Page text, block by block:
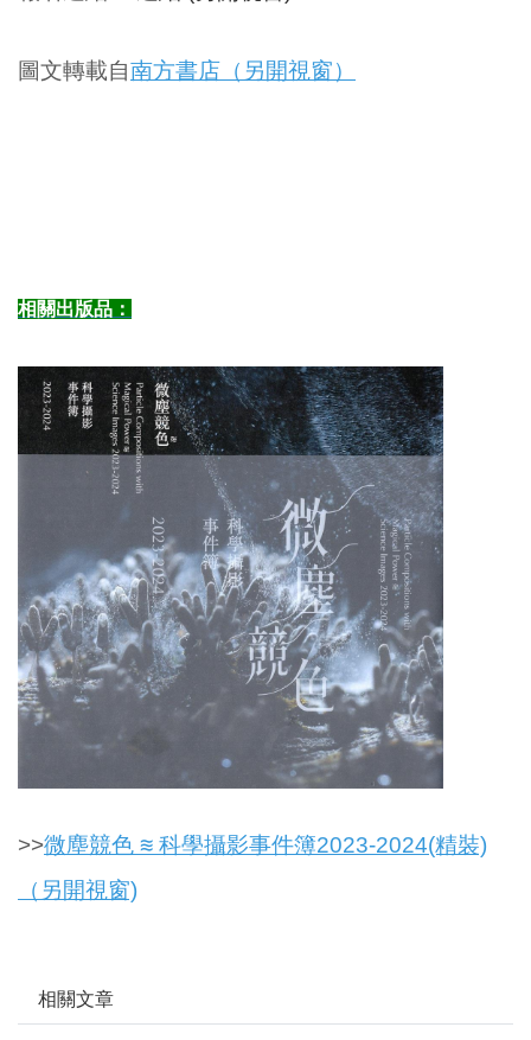
圖文轉載自南方書店（另開視窗）
相關出版品：
>>微塵競色 ≋ 科學攝影事件簿2023-2024(精裝)
（另開視窗)
相關文章